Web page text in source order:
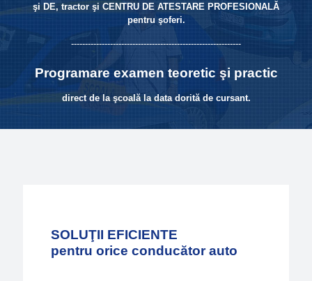
şi DE, tractor şi CENTRU DE ATESTARE PROFESIONALĂ
pentru şoferi.
-------------------------------------------------------------
Programare examen teoretic şi practic
direct de la şcoală la data dorită de cursant.
SOLUŢII EFICIENTE
pentru orice conducător auto